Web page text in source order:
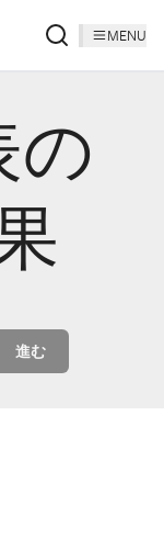
MENU
の
進む